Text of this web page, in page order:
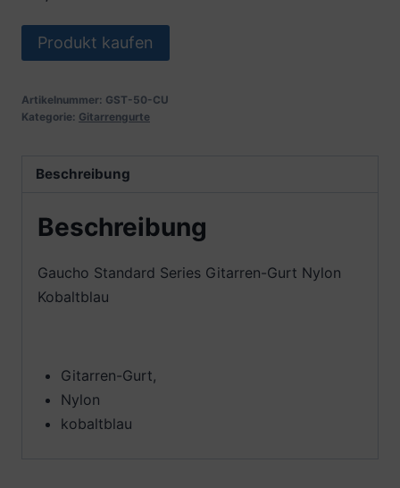
Produkt kaufen
Artikelnummer: GST-50-CU
Kategorie: Gitarrengurte
Beschreibung
Beschreibung
Gaucho Standard Series Gitarren-Gurt Nylon
Kobaltblau
Gitarren-Gurt,
Nylon
kobaltblau